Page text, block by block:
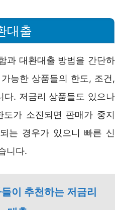
대출
과 대환대출 방법을 간단하
능한 상품들의 한도, 조건,
다. 저금리 상품들도 있으나
가 소진되면 판매가 중지
는 경우가 있으니 빠른 신
니다.
이 추천하는 저금리